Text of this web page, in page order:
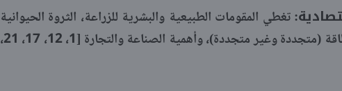
تغطي المقومات الطبيعية والبشرية للزراعة، الثروة الحيوانية
والسمكية، المعادن ومصادر الطاقة (متجددة وغير متجددة)، وأهمية الصناعة والتجارة [1، 12، 17، 21،